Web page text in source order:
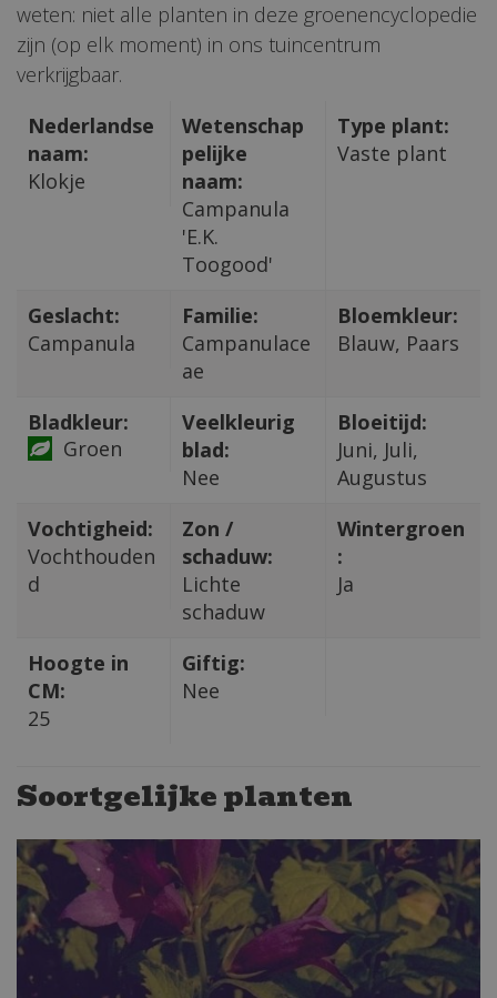
weten: niet alle planten in deze groenencyclopedie
zijn (op elk moment) in ons tuincentrum
verkrijgbaar.
Nederlandse
naam:
Klokje
Wetenschap
pelijke
naam:
Campanula
'E.K.
Toogood'
Type plant:
Vaste plant
Geslacht:
Campanula
Familie:
Campanulace
ae
Bloemkleur:
Blauw, Paars
Bladkleur:
Groen
Veelkleurig
blad:
Nee
Bloeitijd:
Juni, Juli,
Augustus
Vochtigheid:
Vochthouden
d
Zon /
schaduw:
Lichte
schaduw
Wintergroen
:
Ja
Hoogte in
CM:
25
Giftig:
Nee
Soortgelijke planten